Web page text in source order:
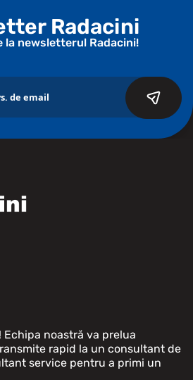
Radacini
la newsletterul Radacini!
Echipa noastră va prelua
rapid la un consultant de
service pentru a primi un